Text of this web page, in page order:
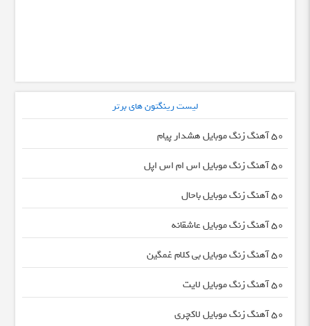
لیست رینگتون های برتر
50 آهنگ زنگ موبایل هشدار پیام
50 آهنگ زنگ موبایل اس ام اس اپل
50 آهنگ زنگ موبایل باحال
50 آهنگ زنگ موبایل عاشقانه
50 آهنگ زنگ موبایل بی کلام غمگین
50 آهنگ زنگ موبایل لایت
50 آهنگ زنگ موبایل لاکچری